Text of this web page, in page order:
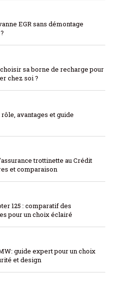
EGR sans démontage
sa borne de recharge pour
chez soi ?
avantages et guide
trottinette au Crédit
et comparaison
125 : comparatif des
pour un choix éclairé
guide expert pour un choix
et design